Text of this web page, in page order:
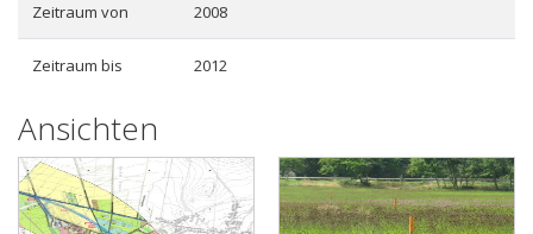
Zeitraum von 2008
Zeitraum bis 2012
Ansichten